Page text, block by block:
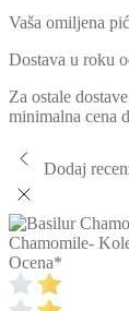
Vaša omiljena
Dostava u roku
Za ostale
minimalna cena
Dodaj
Chamomile-
Ocena*